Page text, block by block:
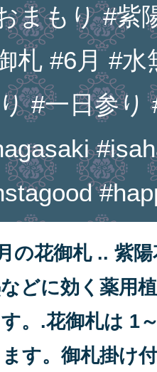
まもり #紫
札 #6月 #
#一日参り